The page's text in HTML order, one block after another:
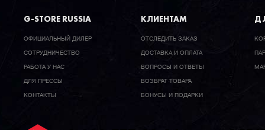
G-STORE RUSSIA
ОФИЦИАЛЬНЫЙ ДИЛЕР
CОТРУДНИЧЕСТВО
РАБОТА У НАС
ДЛЯ ПРЕССЫ
КОНТАКТЫ
КЛИЕНТАМ
ОТСЛЕДИТЬ ЗАКАЗ
ДОСТАВКА И ОПЛАТА
ВОПРОСЫ И ОТВЕТЫ
ВОЗВРАТ ТОВАРА
БОНУСЫ И ПОДАРКИ